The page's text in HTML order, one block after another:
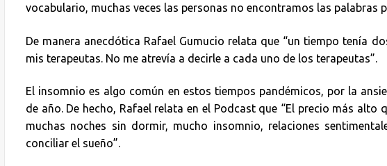
vocabulario, muchas veces las personas no encontramos las palabras
De manera anecdótica Rafael Gumucio relata que “un tiempo tenía
mis terapeutas. No me atrevía a decirle a cada uno de los terapeutas”.
El insomnio es algo común en estos tiempos pandémicos, por la
de año. De hecho, Rafael relata en el Podcast que “El precio más
muchas noches sin dormir, mucho insomnio, relaciones
conciliar el sueño”.